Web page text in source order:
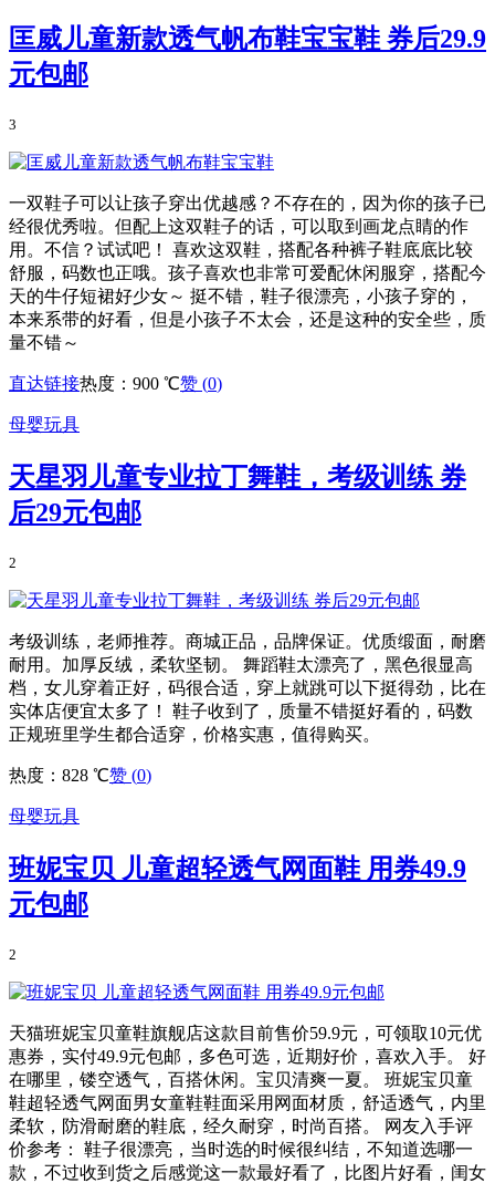
匡威儿童新款透气帆布鞋宝宝鞋 券后29.9
元包邮
3
一双鞋子可以让孩子穿出优越感？不存在的，因为你的孩子已
经很优秀啦。但配上这双鞋子的话，可以取到画龙点睛的作
用。不信？试试吧！ 喜欢这双鞋，搭配各种裤子鞋底底比较
舒服，码数也正哦。孩子喜欢也非常可爱配休闲服穿，搭配今
天的牛仔短裙好少女～ 挺不错，鞋子很漂亮，小孩子穿的，
本来系带的好看，但是小孩子不太会，还是这种的安全些，质
量不错～
直达链接热度：900 ℃赞 (0)
母婴玩具
天星羽儿童专业拉丁舞鞋，考级训练 券
后29元包邮
2
考级训练，老师推荐。商城正品，品牌保证。优质缎面，耐磨
耐用。加厚反绒，柔软坚韧。 舞蹈鞋太漂亮了，黑色很显高
档，女儿穿着正好，码很合适，穿上就跳可以下挺得劲，比在
实体店便宜太多了！ 鞋子收到了，质量不错挺好看的，码数
正规班里学生都合适穿，价格实惠，值得购买。
热度：828 ℃赞 (0)
母婴玩具
班妮宝贝 儿童超轻透气网面鞋 用券49.9
元包邮
2
天猫班妮宝贝童鞋旗舰店这款目前售价59.9元，可领取10元优
惠券，实付49.9元包邮，多色可选，近期好价，喜欢入手。 好
在哪里，镂空透气，百搭休闲。宝贝清爽一夏。 班妮宝贝童
鞋超轻透气网面男女童鞋鞋面采用网面材质，舒适透气，内里
柔软，防滑耐磨的鞋底，经久耐穿，时尚百搭。 网友入手评
价参考： 鞋子很漂亮，当时选的时候很纠结，不知道选哪一
款，不过收到货之后感觉这一款最好看了，比图片好看，闺女